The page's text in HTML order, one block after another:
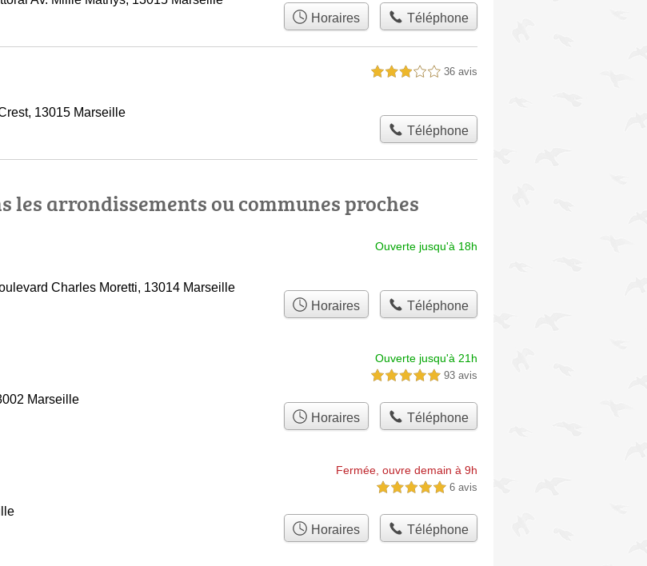
Horaires Téléphone
13015 Marseille
3,0 étoiles sur 5 36 avis
Téléphone
les arrondissements ou communes proches
Charles Moretti, 13014 Marseille
Ouverte jusqu'à 18h
Horaires Téléphone
Marseille
Ouverte jusqu'à 21h
5,0 étoiles sur 5 93 avis
Horaires Téléphone
Fermée, ouvre demain à 9h
5,0 étoiles sur 5 6 avis
Horaires Téléphone